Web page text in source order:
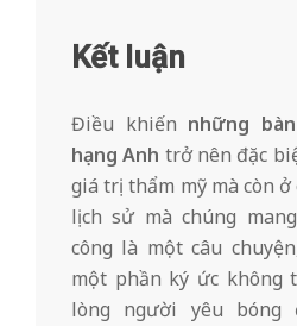
Kết luận
Điều khiến những
hạng Anh trở nên đặc
giá trị thẩm mỹ mà còn ở
lịch sử mà chúng
công là một câu
một phần ký ức không
lòng người yêu bóng